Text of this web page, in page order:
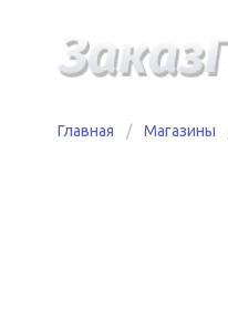
Главная / Магазины